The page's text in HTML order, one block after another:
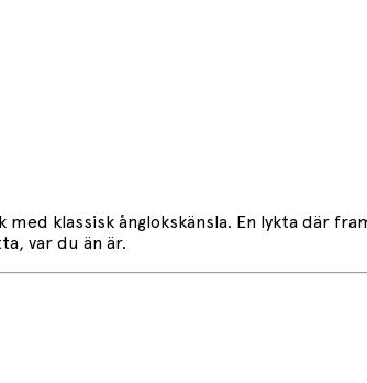
klassisk ånglokskänsla. En lykta där
var du än är.